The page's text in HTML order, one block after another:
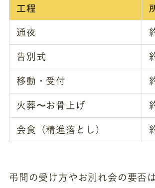
工程
通夜
告別式
移動・受付
火葬〜お骨上げ
会食（精進落とし）
弔問の受け方やお別れ会の要否